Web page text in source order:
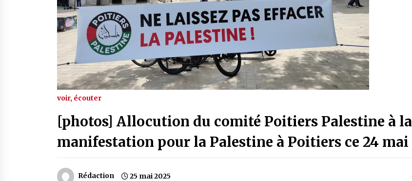
voir, écouter
[photos] Allocution du comité Poitiers Palestine à la
manifestation pour la Palestine à Poitiers ce 24 mai
Rédaction 25 mai 2025